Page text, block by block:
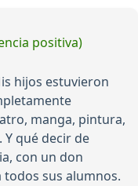
positiva)
hijos estuvieron
manga, pintura,
qué decir de
con un don
sus alumnos.